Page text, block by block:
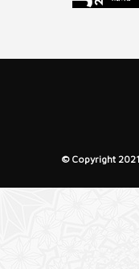
© Copyright